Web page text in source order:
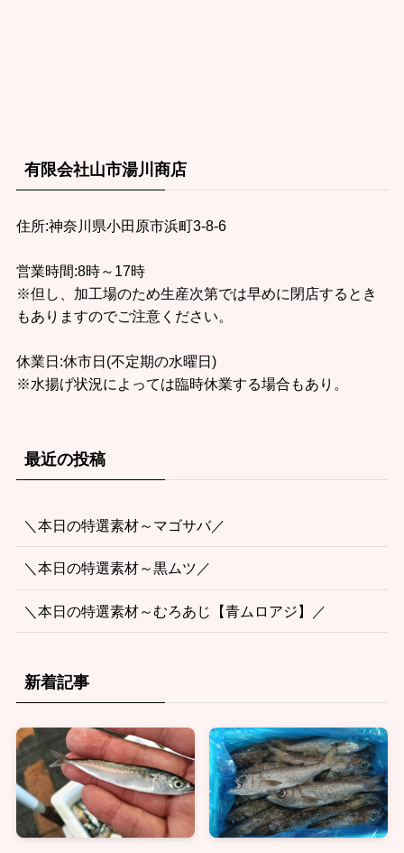
有限会社山市湯川商店
住所:神奈川県小田原市浜町3-8-6
営業時間:8時～17時
※但し、加工場のため生産次第では早めに閉店するとき
もありますのでご注意ください。
休業日:休市日(不定期の水曜日)
※水揚げ状況によっては臨時休業する場合もあり。
最近の投稿
＼本日の特選素材～マゴサバ／
＼本日の特選素材～黒ムツ／
＼本日の特選素材～むろあじ【青ムロアジ】／
新着記事